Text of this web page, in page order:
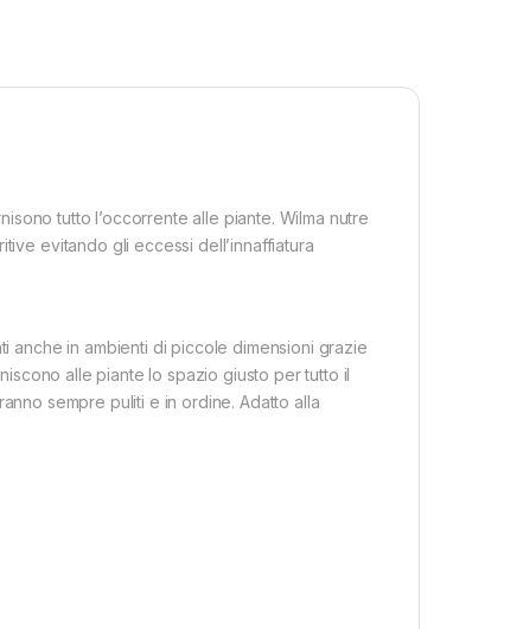
tutto l’occorrente alle piante. Wilma nutre
evitando gli eccessi dell’innaffiatura
anche in ambienti di piccole dimensioni grazie
alle piante lo spazio giusto per tutto il
sempre puliti e in ordine. Adatto alla